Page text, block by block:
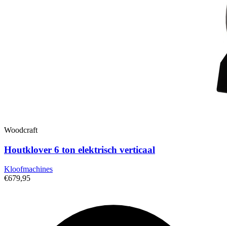
Woodcraft
Houtklover 6 ton elektrisch verticaal
Kloofmachines
€679,95